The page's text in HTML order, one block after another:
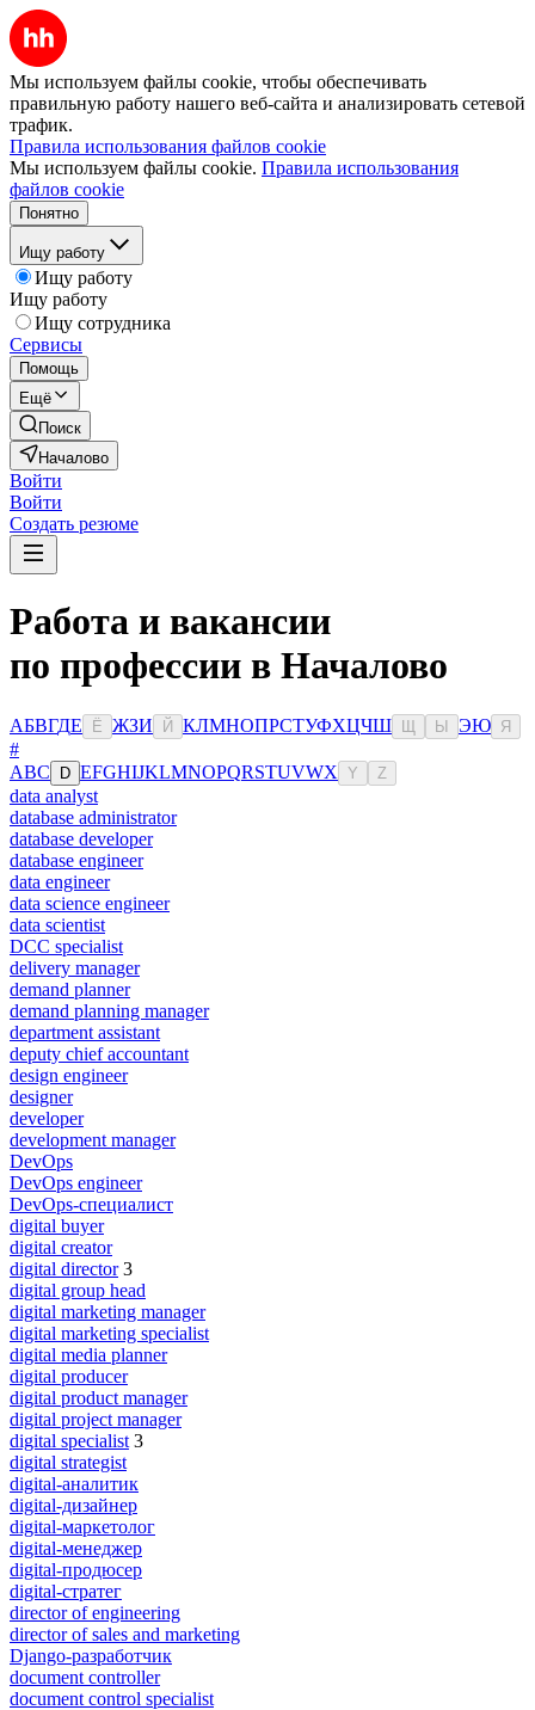
Мы используем файлы cookie, чтобы обеспечивать
правильную работу нашего веб-сайта и анализировать сетевой
трафик.
Правила использования файлов cookie
Мы используем файлы cookie. Правила использования
файлов cookie
Понятно
Ищу работу
Ищу работу
Ищу работу
Ищу сотрудника
Сервисы
Помощь
Ещё
Поиск
Началово
Войти
Войти
Создать резюме
Работа и вакансии
по профессии в Началово
АБВГДЕ Ё ЖЗИ Й КЛМНОПРСТУФХЦЧШ Ы ЭЮ Я
#
ABC D EFGHIJKLMNOPQRSTUVWX Y Z
data analyst
database administrator
database developer
database engineer
data engineer
data science engineer
data scientist
DCC specialist
delivery manager
demand planner
demand planning manager
department assistant
deputy chief accountant
design engineer
designer
developer
development manager
DevOps
DevOps engineer
DevOps-специалист
digital buyer
digital creator
digital director 3
digital group head
digital marketing manager
digital marketing specialist
digital media planner
digital producer
digital product manager
digital project manager
digital specialist 3
digital strategist
digital-аналитик
digital-дизайнер
digital-маркетолог
digital-менеджер
digital-продюсер
digital-стратег
director of engineering
director of sales and marketing
Django-разработчик
document controller
document control specialist